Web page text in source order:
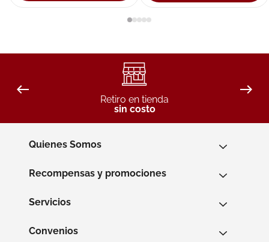
Retiro en tienda
sin costo
Quienes Somos
Recompensas y promociones
Servicios
Convenios